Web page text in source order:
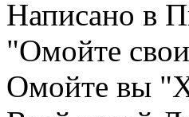
Написано в
"Омойте
Омойте вы